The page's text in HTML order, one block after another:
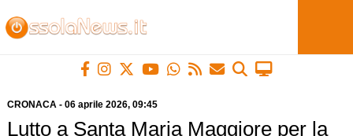
CRONACA- 06 aprile 2026, 09:45
Lutto a Santa Maria Maggiore per la